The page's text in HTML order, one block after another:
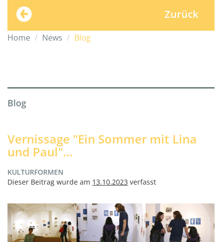
Zurück
Home News Blog
Blog
Vernissage "Ein Sommer mit Lina
und Paul"…
KULTURFORMEN
Dieser Beitrag wurde am 13.10.2023 verfasst